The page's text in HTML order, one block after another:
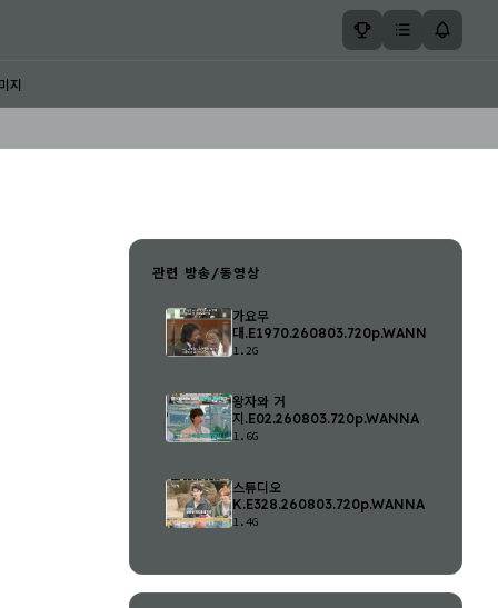
지
관련 방송/동영상
가요무
대.E1970.260803.720p.WANNA
1.2G
왕자와 거
지.E02.260803.720p.WANNA
1.6G
스튜디오
K.E328.260803.720p.WANNA
1.4G